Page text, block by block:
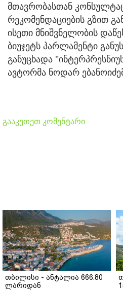
მთავრობასთან
რეკომენდაციების გზით
ისეთი მნიშვნელობის
ბიუჯეტს პარლამენტი
განუცხადა
ავტორმა ნოდარ
გააკეთეთ კომენტარი
თბილისი - ანტალია 666.80
ლარიდან